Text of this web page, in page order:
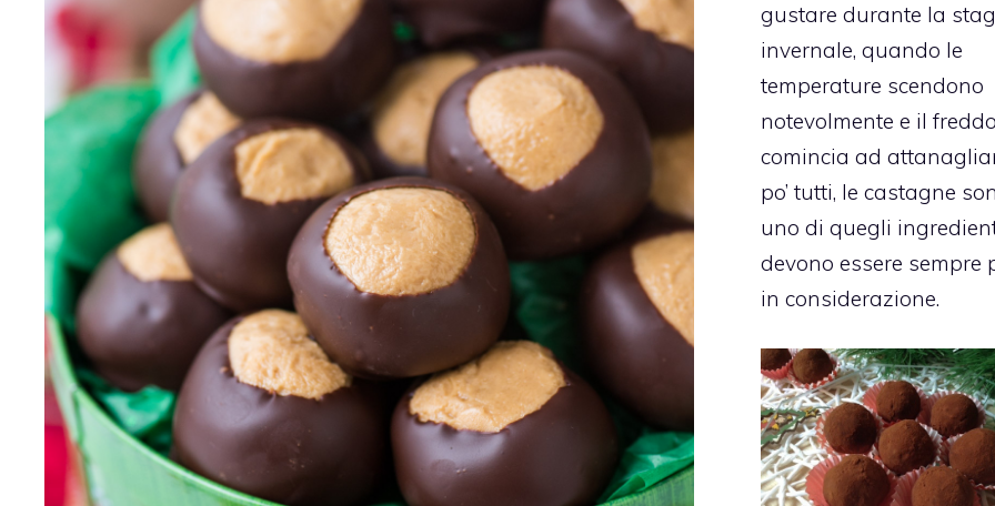
gustare durante la
invernale, quando le
temperature scendono
notevolmente e il
comincia ad
po’ tutti, le castagne
uno di quegli
devono essere sempre
in considerazione.